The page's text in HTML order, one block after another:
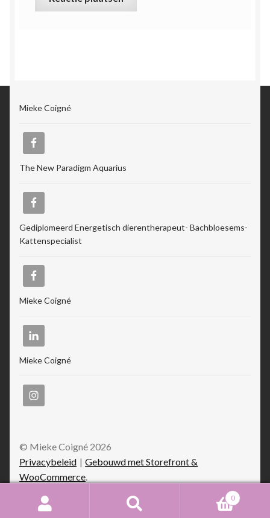
Mieke Coigné
The New Paradigm Aquarius
Gediplomeerd Energetisch dierentherapeut- Bachbloesems-
Kattenspecialist
Mieke Coigné
Mieke Coigné
© Mieke Coigné 2026
Privacybeleid
Gebouwd met Storefront &
WooCommerce
0